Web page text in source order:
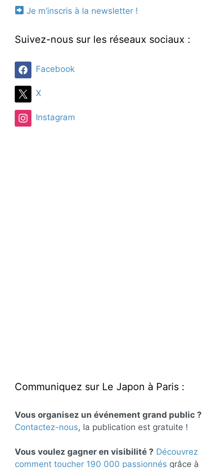
Je m’inscris à la newsletter !
Suivez-nous sur les réseaux sociaux :
Facebook
X
Instagram
Communiquez sur Le Japon à Paris :
Vous organisez un événement grand public ?
Contactez-nous, la publication est gratuite !
Vous voulez gagner en visibilité ? Découvrez
comment toucher 190 000 passionnés grâce à